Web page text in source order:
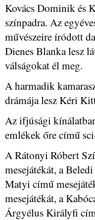
Kovács Dominik és
színpadra. Az
művészeire íródott
Dienes Blanka lesz
válságokat él meg.
A harmadik
drámája lesz Kéri
Az ifjúsági
emlékek őre című
A Rátonyi Róbert
mesejátékát, a
Matyi című
mesejátékát, a
Árgyélus Királyfi